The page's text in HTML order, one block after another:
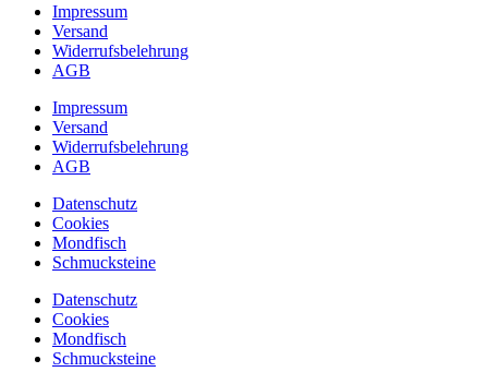
Impressum
Versand
Widerrufsbelehrung
AGB
Impressum
Versand
Widerrufsbelehrung
AGB
Datenschutz
Cookies
Mondfisch
Schmucksteine
Datenschutz
Cookies
Mondfisch
Schmucksteine